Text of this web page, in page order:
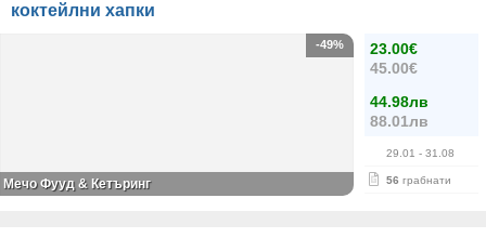
коктейлни хапки
23.00€
45.00€
44.98лв
88.01лв
29.01 - 31.08
56 грабнати
-49%
Мечо Фууд & Кетъринг